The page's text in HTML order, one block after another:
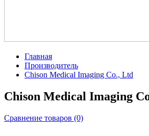
Главная
Производитель
Chison Medical Imaging Co., Ltd
Chison Medical Imaging
Сравнение товаров (0)